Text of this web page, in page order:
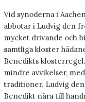
Vid synoderna i
abbotar i Ludvig den
mycket drivande och
samtliga kloster
Benedikts
mindre avvikelser,
traditioner. Ludvig
Benedikt nära till